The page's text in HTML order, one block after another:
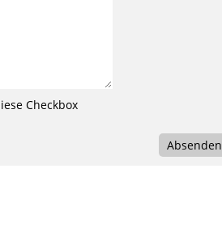
Checkbox
Absenden